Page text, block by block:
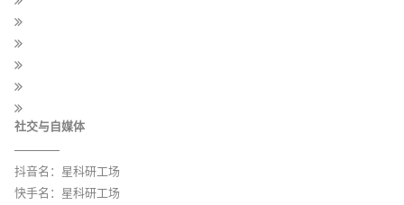
社交与自媒体
抖音名：星科研工场
快手名：星科研工场